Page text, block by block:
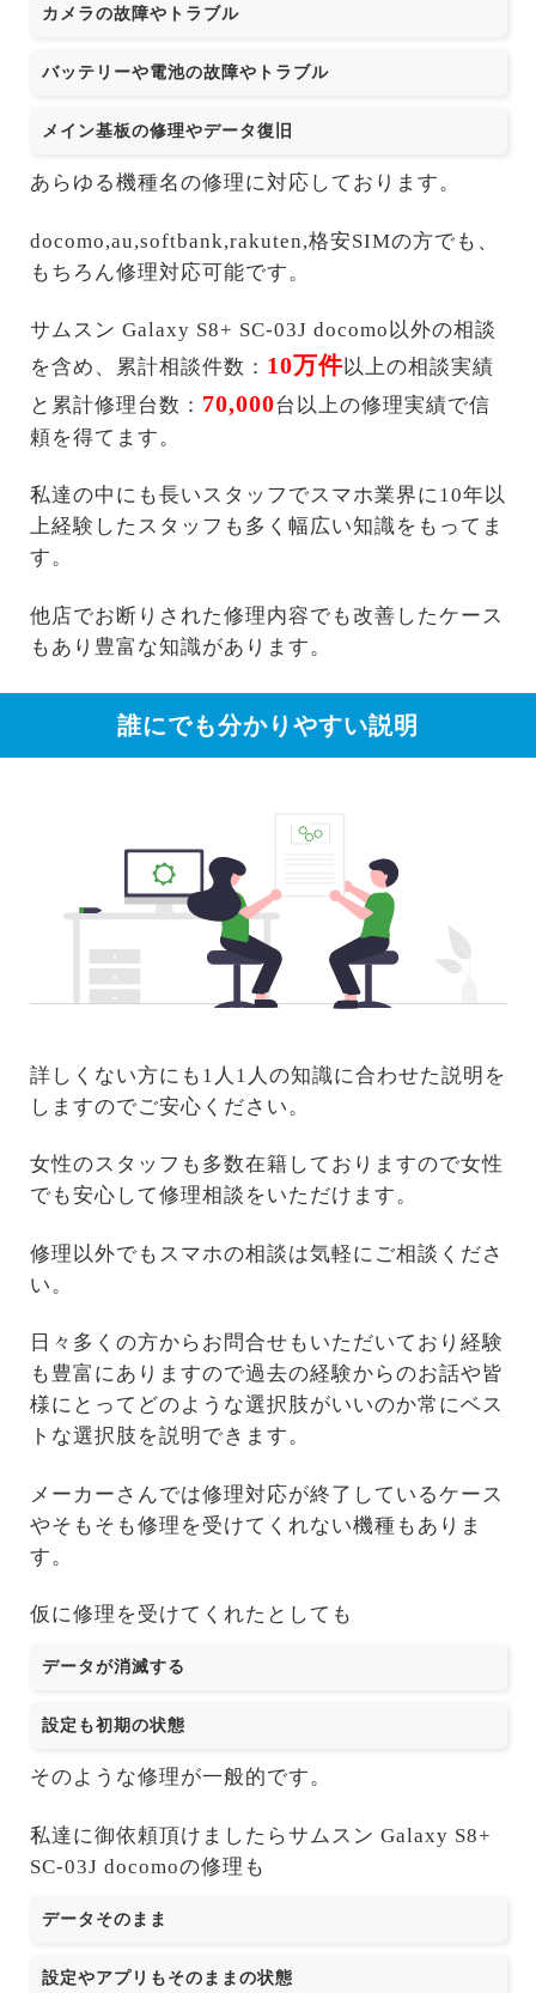
カメラの故障やトラブル
バッテリーや電池の故障やトラブル
メイン基板の修理やデータ復旧
あらゆる機種名の修理に対応しております。
docomo,au,softbank,rakuten,格安SIMの方でも、
もちろん修理対応可能です。
サムスン Galaxy S8+ SC-03J docomo以外の相談
を含め、累計相談件数： 10万件以上の相談実績
と累計修理台数： 70,000台以上の修理実績で信
頼を得てます。
私達の中にも長いスタッフでスマホ業界に10年以
上経験したスタッフも多く幅広い知識をもってま
す。
他店でお断りされた修理内容でも改善したケース
もあり豊富な知識があります。
誰にでも分かりやすい説明
詳しくない方にも1人1人の知識に合わせた説明を
しますのでご安心ください。
女性のスタッフも多数在籍しておりますので女性
でも安心して修理相談をいただけます。
修理以外でもスマホの相談は気軽にご相談くださ
い。
日々多くの方からお問合せもいただいており経験
も豊富にありますので過去の経験からのお話や皆
様にとってどのような選択肢がいいのか常にベス
トな選択肢を説明できます。
メーカーさんでは修理対応が終了しているケース
やそもそも修理を受けてくれない機種もありま
す。
仮に修理を受けてくれたとしても
データが消滅する
設定も初期の状態
そのような修理が一般的です。
私達に御依頼頂けましたらサムスン Galaxy S8+
SC-03J docomoの修理も
データそのまま
設定やアプリもそのままの状態